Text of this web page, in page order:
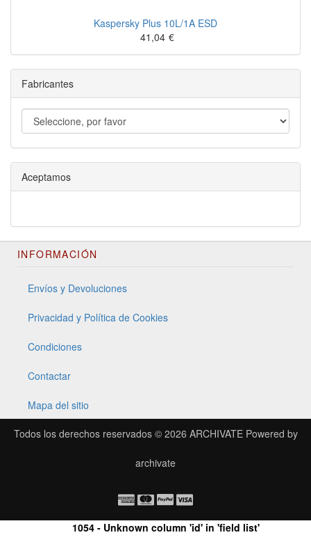
Kaspersky Plus 10L/1A ESD
41,04 €
Fabricantes
Aceptamos
INFORMACIÓN
Envíos y Devoluciones
Privacidad y Política de Cookies
Condiciones
Contactar
Mapa del sitio
Todos los derechos reservados © 2026 ARCHIVATEPowered by
archivate
1054 - Unknown column 'id' in 'field list'